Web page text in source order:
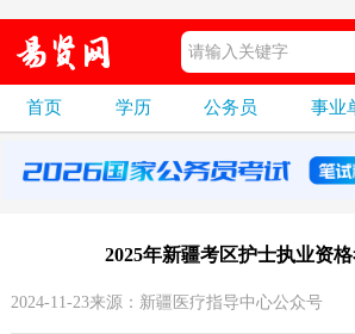
首页 学历 公务员 事业
2025年新疆考区护士执业资
2024-11-23来源：新疆医疗指导中心公众号